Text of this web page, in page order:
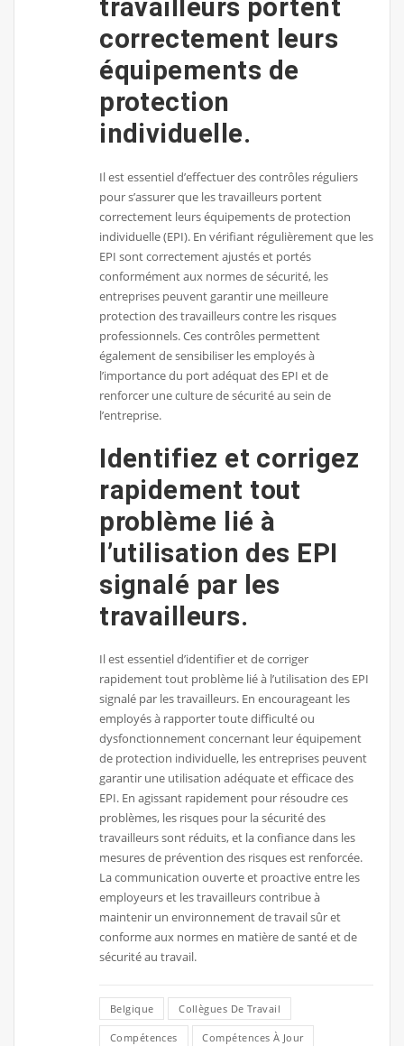
travailleurs portent
correctement leurs
équipements de
protection
individuelle.
Il est essentiel d’effectuer des contrôles réguliers
pour s’assurer que les travailleurs portent
correctement leurs équipements de protection
individuelle (EPI). En vérifiant régulièrement que les
EPI sont correctement ajustés et portés
conformément aux normes de sécurité, les
entreprises peuvent garantir une meilleure
protection des travailleurs contre les risques
professionnels. Ces contrôles permettent
également de sensibiliser les employés à
l’importance du port adéquat des EPI et de
renforcer une culture de sécurité au sein de
l’entreprise.
Identifiez et corrigez
rapidement tout
problème lié à
l’utilisation des EPI
signalé par les
travailleurs.
Il est essentiel d’identifier et de corriger
rapidement tout problème lié à l’utilisation des EPI
signalé par les travailleurs. En encourageant les
employés à rapporter toute difficulté ou
dysfonctionnement concernant leur équipement
de protection individuelle, les entreprises peuvent
garantir une utilisation adéquate et efficace des
EPI. En agissant rapidement pour résoudre ces
problèmes, les risques pour la sécurité des
travailleurs sont réduits, et la confiance dans les
mesures de prévention des risques est renforcée.
La communication ouverte et proactive entre les
employeurs et les travailleurs contribue à
maintenir un environnement de travail sûr et
conforme aux normes en matière de santé et de
sécurité au travail.
Belgique Collègues De Travail
Compétences Compétences À Jour